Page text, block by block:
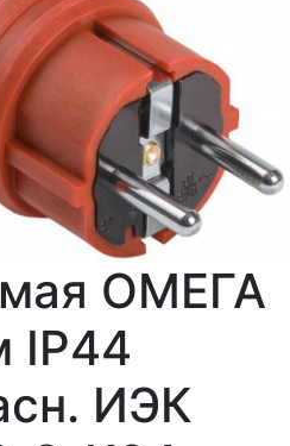
ОМЕГА
IP44
ИЭК